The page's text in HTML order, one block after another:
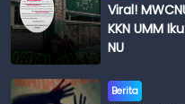
Viral!
KKN UMM
NU
Berita